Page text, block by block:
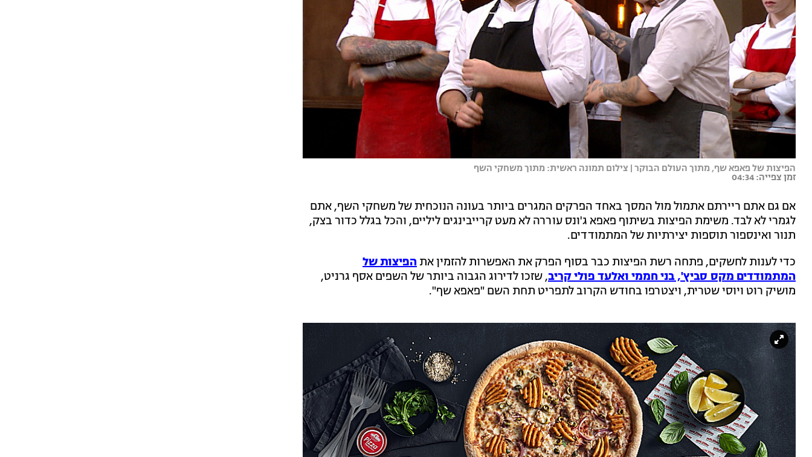
הפיצות של פאפא שף, מתוך העולם הבוקר | צילום תמונה ראשית: מתוך משחקי השף
זמן צפייה: 04:34
אם גם אתם ריירתם אתמול מול המסך באחד הפרקים המגרים ביותר בעונה הנוכחית של משחקי השף, אתם
לגמרי לא לבד. משימת הפיצות בשיתוף פאפא ג'ונס עוררה לא מעט קרייבינגים ליליים, והכל בגלל כדור בצק,
תנור ואינספור תוספות יצירתיות של המתמודדים.
כדי לענות לחשקים, פתחה רשת הפיצות כבר בסוף הפרק את האפשרות להזמין את הפיצות של
המתמודדים מקס סביץ', בני חממי ואלעד פולי קריב, שזכו לדירוג הגבוה ביותר של השפים אסף גרניט,
מושיק רוט ויוסי שטרית, ויצטרפו בחודש הקרוב לתפריט תחת השם "פאפא שף".